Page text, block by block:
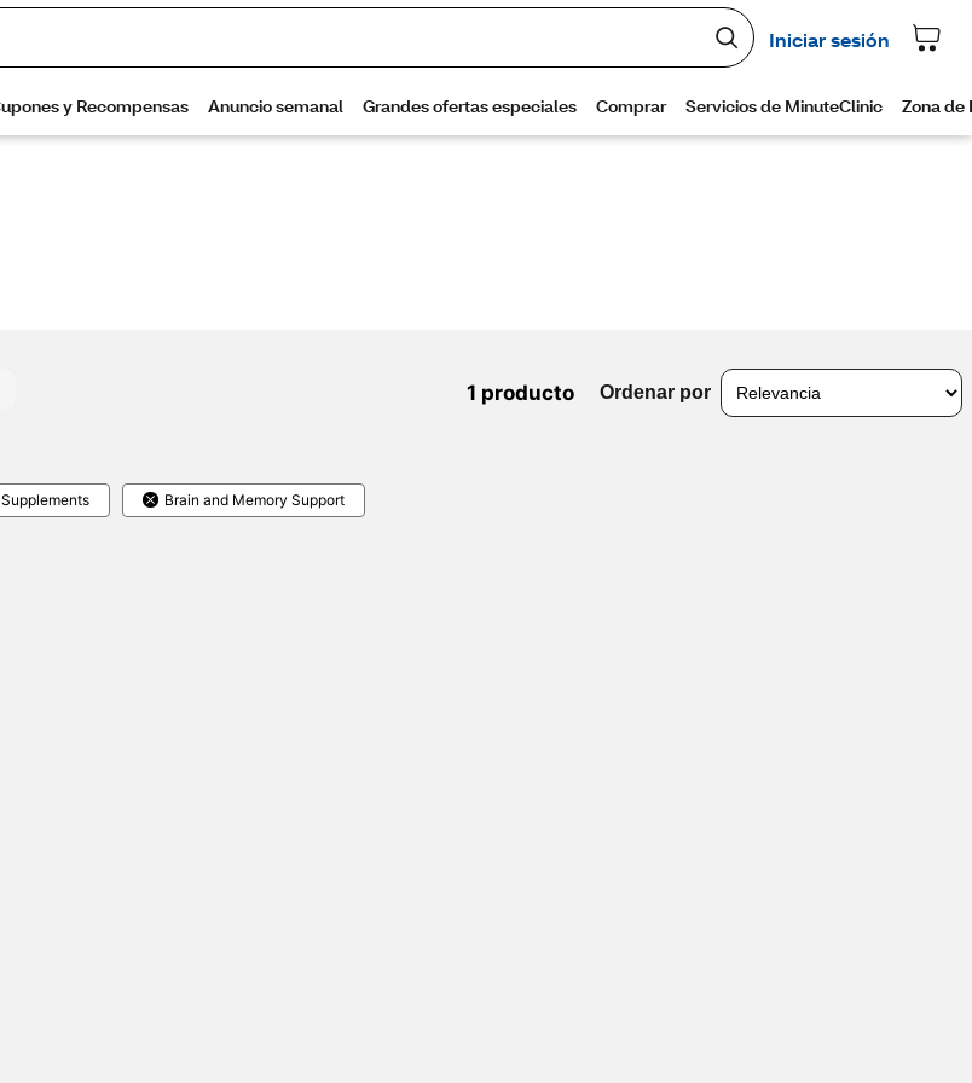
1 producto Ordenar por
Supplements Brain and Memory Support